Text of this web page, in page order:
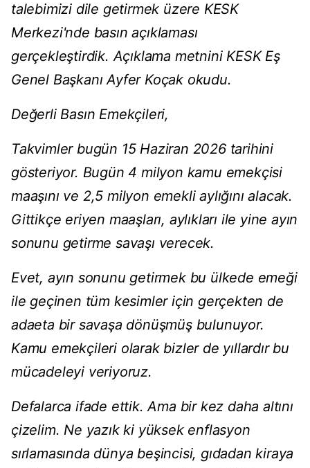
talebimizi dile getirmek üzere KESK
Merkezi'nde basın açıklaması
gerçekleştirdik. Açıklama metnini KESK Eş
Genel Başkanı Ayfer Koçak okudu.
Değerli Basın Emekçileri,
Takvimler bugün 15 Haziran 2026 tarihini
gösteriyor. Bugün 4 milyon kamu emekçisi
maaşını ve 2,5 milyon emekli aylığını alacak.
Gittikçe eriyen maaşları, aylıkları ile yine ayın
sonunu getirme savaşı verecek.
Evet, ayın sonunu getirmek bu ülkede emeği
ile geçinen tüm kesimler için gerçekten de
adaeta bir savaşa dönüşmüş bulunuyor.
Kamu emekçileri olarak bizler de yıllardır bu
mücadeleyi veriyoruz.
Defalarca ifade ettik. Ama bir kez daha altını
çizelim. Ne yazık ki yüksek enflasyon
sırlamasında dünya beşincisi, gıdadan kiraya